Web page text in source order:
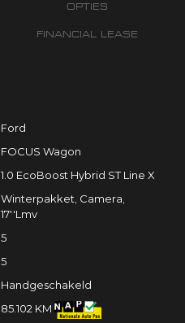
OPTIES
FINANCIAL LEASE
Ford
FOCUS Wagon
1.0 EcoBoost Hybrid ST Line X
Winterpakket, Camera,
17''Lmv
5
5
Handgeschakeld
85.102 KM